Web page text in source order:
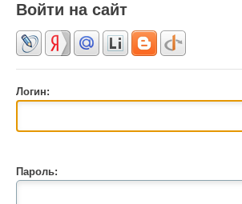
Войти на сайт
Логин:
Пароль: